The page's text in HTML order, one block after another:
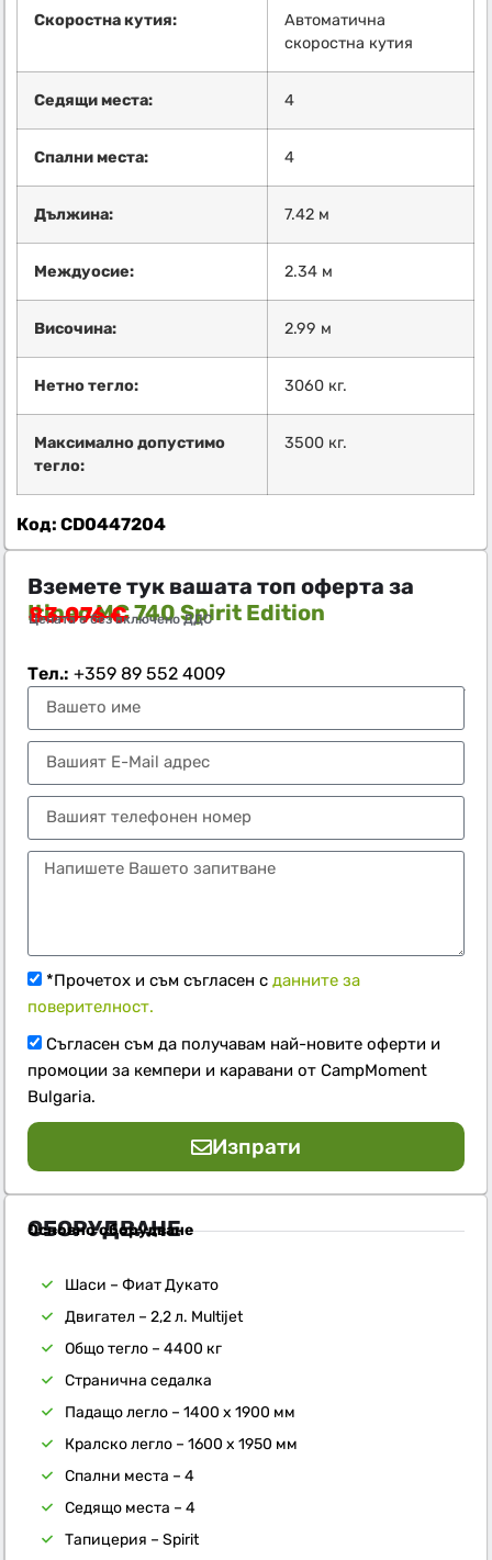
Скоростна кутия:
Автоматична
скоростна кутия
Седящи места: 4
Спални места: 4
Дължина: 7.42 м
Междуосие: 2.34 м
Височина: 2.99 м
Нетно тегло: 3060 кг.
Максимално допустимо
тегло:
3500 кг.
Код: CD0447204
Вземете тук вашата топ оферта за
Itineo MC 740 Spirit Edition
83.076€
Цената е без включено ДДС
Тел.:+359 89 552 4009
*Прочетох и съм съгласен сданните за
поверителност.
Съгласен съм да получавам най-новите оферти и
промоции за кемпери и каравани от CampMoment
Bulgaria.
Изпрати
ОБОРУДВАНЕ
Основно оборудване
Шаси – Фиат Дукато
Двигател – 2,2 л. Multijet
Общо тегло – 4400 кг
Странична седалка
Падащо легло – 1400 х 1900 мм
Кралско легло – 1600 х 1950 мм
Спални места – 4
Седящо места – 4
Тапицерия – Spirit